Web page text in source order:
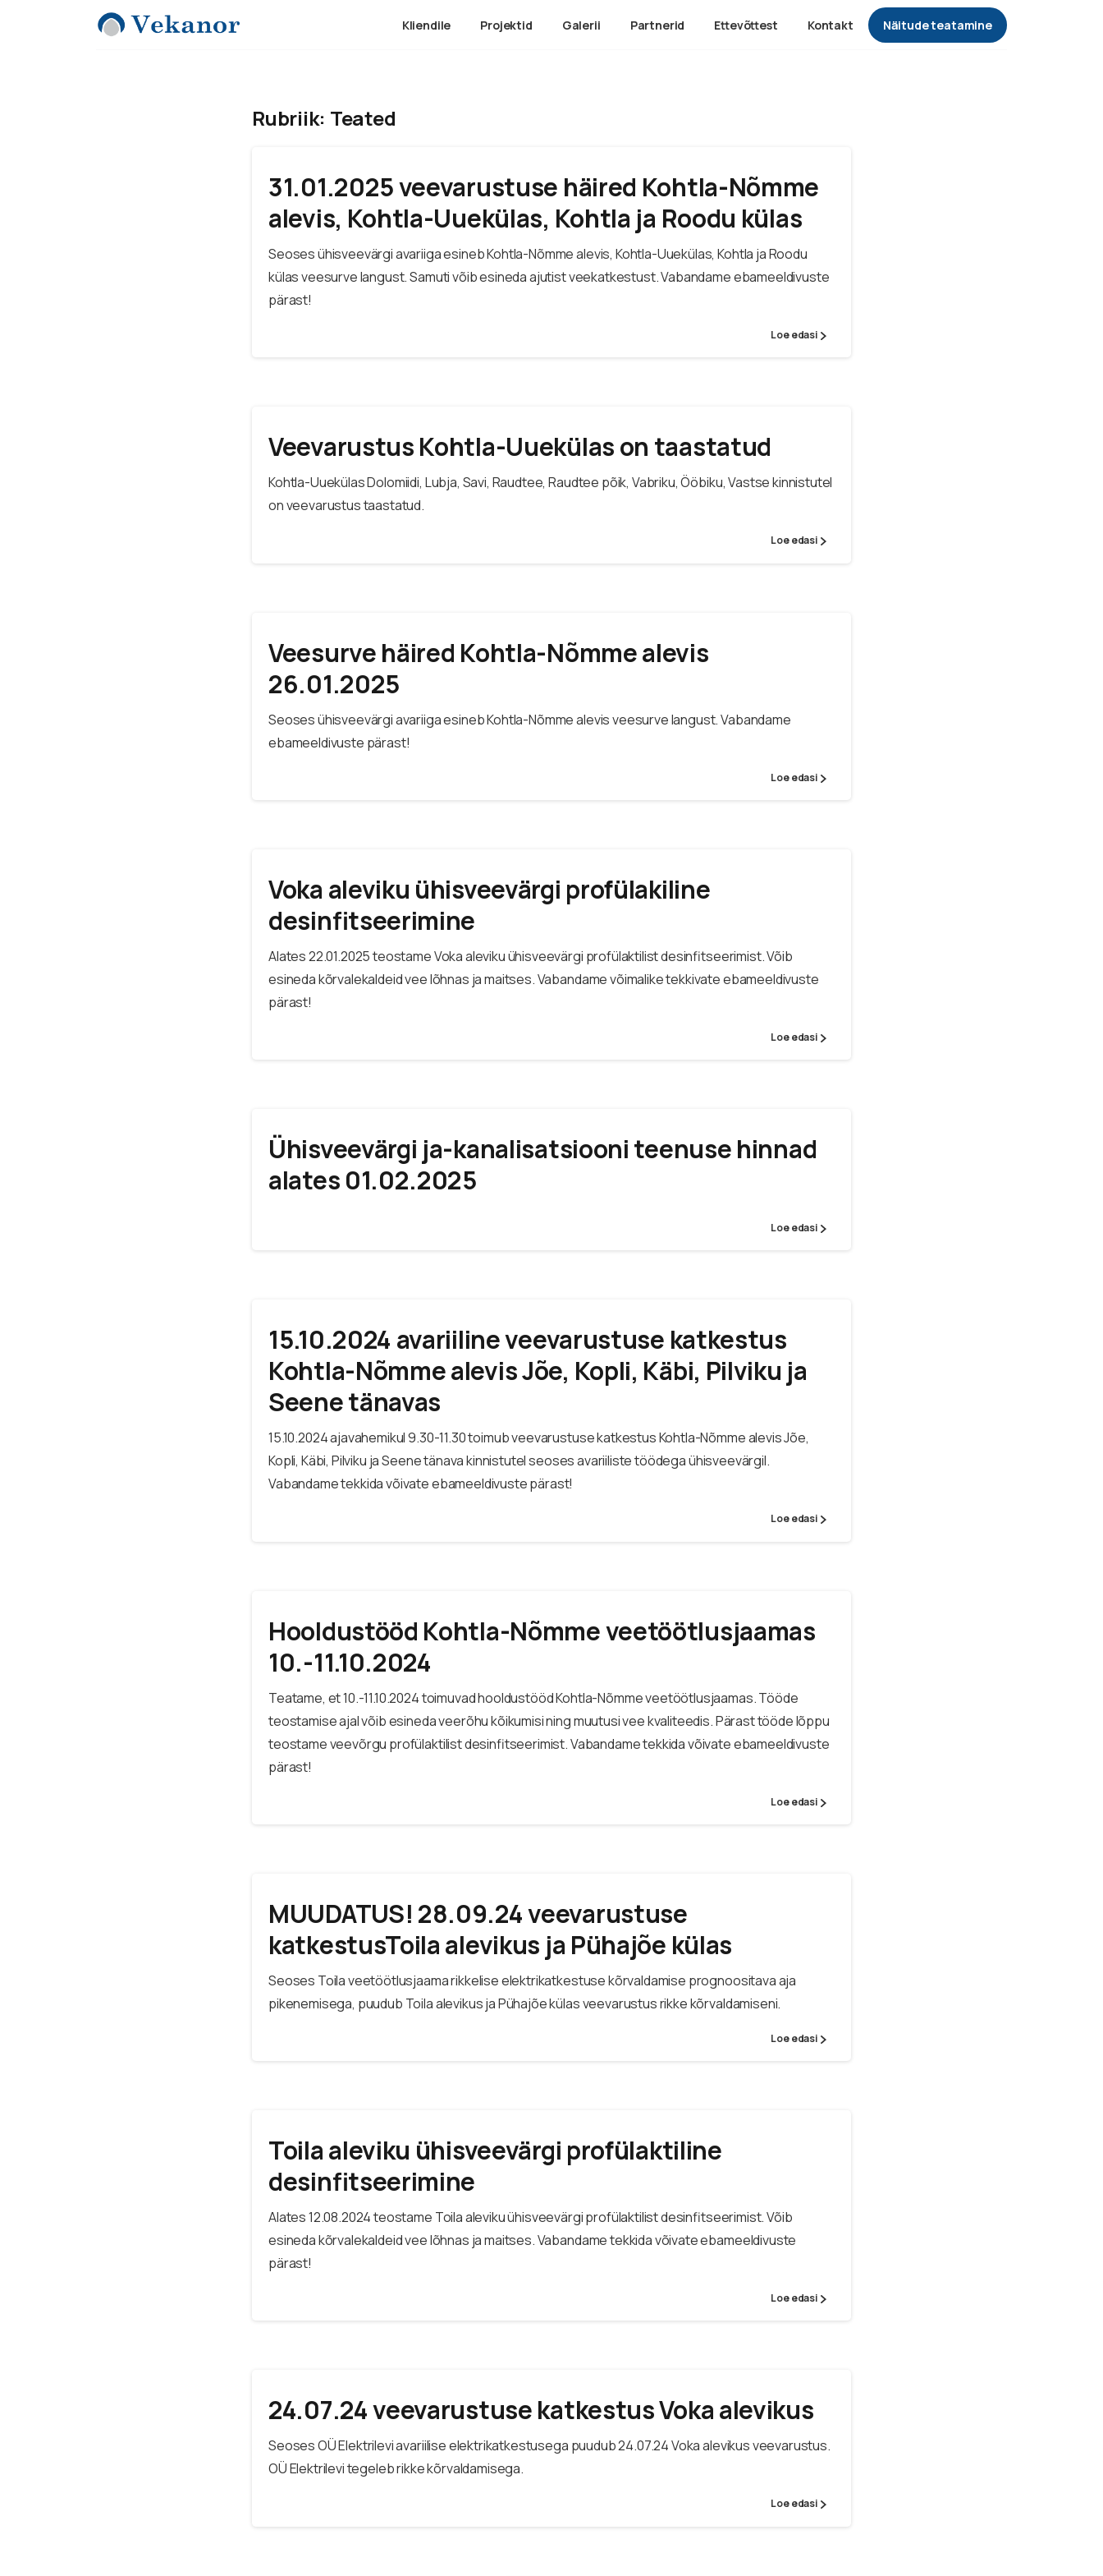
Kliendile Projektid Galerii Partnerid Ettevõttest Kontakt Näitude teatamine
Rubriik: Teated
31.01.2025 veevarustuse häired Kohtla-Nõmme
alevis, Kohtla-Uuekülas, Kohtla ja Roodu külas
Seoses ühisveevärgi avariiga esineb Kohtla-Nõmme alevis, Kohtla-Uuekülas, Kohtla ja Roodu
külas veesurve langust. Samuti võib esineda ajutist veekatkestust. Vabandame ebameeldivuste
pärast!
Loe edasi
Veevarustus Kohtla-Uuekülas on taastatud
Kohtla-Uuekülas Dolomiidi, Lubja, Savi, Raudtee, Raudtee põik, Vabriku, Ööbiku, Vastse kinnistutel
on veevarustus taastatud.
Loe edasi
Veesurve häired Kohtla-Nõmme alevis
26.01.2025
Seoses ühisveevärgi avariiga esineb Kohtla-Nõmme alevis veesurve langust. Vabandame
ebameeldivuste pärast!
Loe edasi
Voka aleviku ühisveevärgi profülakiline
desinfitseerimine
Alates 22.01.2025 teostame Voka aleviku ühisveevärgi profülaktilist desinfitseerimist. Võib
esineda kõrvalekaldeid vee lõhnas ja maitses. Vabandame võimalike tekkivate ebameeldivuste
pärast!
Loe edasi
Ühisveevärgi ja-kanalisatsiooni teenuse hinnad
alates 01.02.2025
Loe edasi
15.10.2024 avariiline veevarustuse katkestus
Kohtla-Nõmme alevis Jõe, Kopli, Käbi, Pilviku ja
Seene tänavas
15.10.2024 ajavahemikul 9.30-11.30 toimub veevarustuse katkestus Kohtla-Nõmme alevis Jõe,
Kopli, Käbi, Pilviku ja Seene tänava kinnistutel seoses avariiliste töödega ühisveevärgil.
Vabandame tekkida võivate ebameeldivuste pärast!
Loe edasi
Hooldustööd Kohtla-Nõmme veetöötlusjaamas
10.-11.10.2024
Teatame, et 10.-11.10.2024 toimuvad hooldustööd Kohtla-Nõmme veetöötlusjaamas. Tööde
teostamise ajal võib esineda veerõhu kõikumisi ning muutusi vee kvaliteedis. Pärast tööde lõppu
teostame veevõrgu profülaktilist desinfitseerimist. Vabandame tekkida võivate ebameeldivuste
pärast!
Loe edasi
MUUDATUS! 28.09.24 veevarustuse
katkestusToila alevikus ja Pühajõe külas
Seoses Toila veetöötlusjaama rikkelise elektrikatkestuse kõrvaldamise prognoositava aja
pikenemisega, puudub Toila alevikus ja Pühajõe külas veevarustus rikke kõrvaldamiseni.
Loe edasi
Toila aleviku ühisveevärgi profülaktiline
desinfitseerimine
Alates 12.08.2024 teostame Toila aleviku ühisveevärgi profülaktilist desinfitseerimist. Võib
esineda kõrvalekaldeid vee lõhnas ja maitses. Vabandame tekkida võivate ebameeldivuste
pärast!
Loe edasi
24.07.24 veevarustuse katkestus Voka alevikus
Seoses OÜ Elektrilevi avariilise elektrikatkestusega puudub 24.07.24 Voka alevikus veevarustus.
OÜ Elektrilevi tegeleb rikke kõrvaldamisega.
Loe edasi